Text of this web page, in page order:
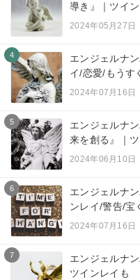
導き』｜ツイ
2024年05月27日
4
エンジェルナ
イ/恋愛/もうす
2024年07月16日
5
エンジェルナ
来を創る』｜
2024年06月10日
6
エンジェルナ
ンレイ/警告/宝
2024年07月16日
7
エンジェルナ
ツインレイも